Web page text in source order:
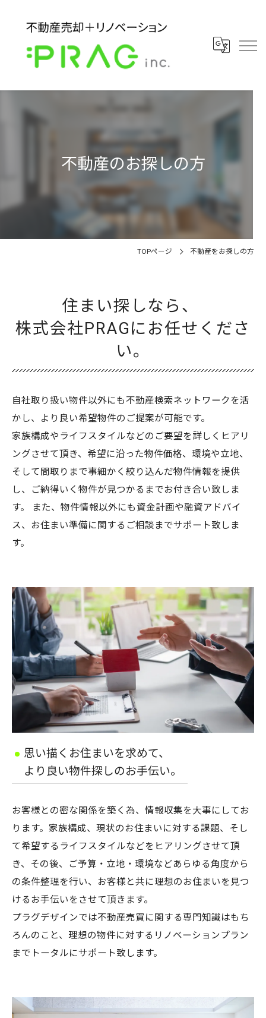
不動産のお探しの方
TOPページ 不動産をお探しの方
住まい探しなら、
株式会社PRAGにお任せくださ
い。
自社取り扱い物件以外にも不動産検索ネットワークを活
かし、より良い希望物件のご提案が可能です。
家族構成やライフスタイルなどのご要望を詳しくヒアリ
ングさせて頂き、希望に沿った物件価格、環境や立地、
そして間取りまで事細かく絞り込んだ物件情報を提供
し、ご納得いく物件が見つかるまでお付き合い致しま
す。 また、物件情報以外にも資金計画や融資アドバイ
ス、お住まい準備に関するご相談までサポート致しま
す。
思い描くお住まいを求めて、
より良い物件探しのお手伝い。
お客様との密な関係を築く為、情報収集を大事にしてお
ります。家族構成、現状のお住まいに対する課題、そし
て希望するライフスタイルなどをヒアリングさせて頂
き、その後、ご予算・立地・環境などあらゆる角度から
の条件整理を行い、お客様と共に理想のお住まいを見つ
けるお手伝いをさせて頂きます。
プラグデザインでは不動産売買に関する専門知識はもち
ろんのこと、理想の物件に対するリノベーションプラン
までトータルにサポート致します。